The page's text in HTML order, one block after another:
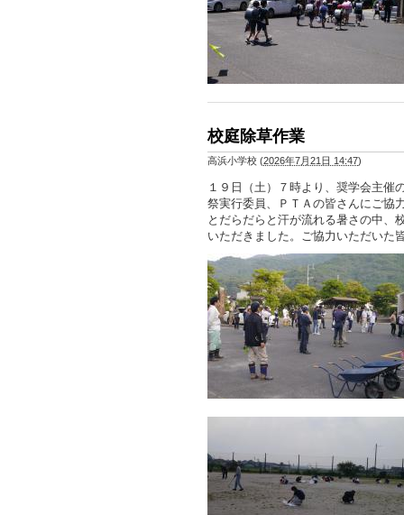
校庭除草作業
高浜小学校 (2026年7月21日 14:47)
１９日（土）７時より、奨学会主催
祭実行委員、ＰＴＡの皆さんにご協
とだらだらと汗が流れる暑さの中、
いただきました。ご協力いただいた